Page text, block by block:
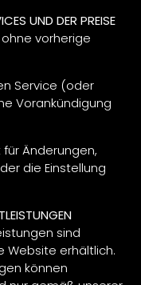
UND DER PREISE
vorherige
Service (oder
Vorankündigung
Änderungen,
die Einstellung
sind
Website erhältlich.
können